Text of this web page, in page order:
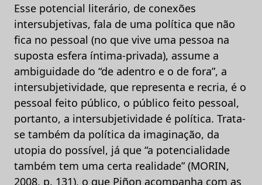
Esse potencial literário, de conexões
intersubjetivas, fala de uma política que não
fica no pessoal (no que vive uma pessoa na
suposta esfera íntima-privada), assume a
ambiguidade do “de adentro e o de fora”, a
intersubjetividade, que representa e recria, é o
pessoal feito público, o público feito pessoal,
portanto, a intersubjetividade é política. Trata-
se também da política da imaginação, da
utopia do possível, já que “a potencialidade
também tem uma certa realidade” (MORIN,
2008, p. 131), o que Piñon acompanha com as